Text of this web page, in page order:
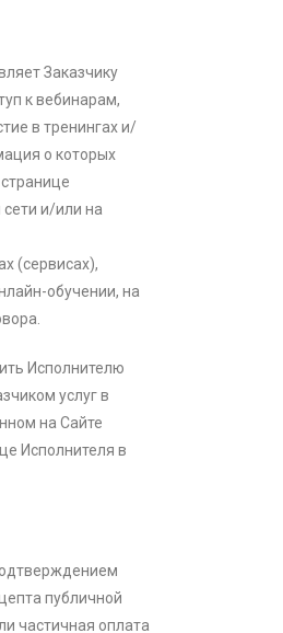
Заказчику
к вебинарам,
в тренингах и/
о которых
и/или на
(сервисах),
обучении, на
Исполнителю
услуг в
на Сайте
Исполнителя в
публичной
частичная оплата